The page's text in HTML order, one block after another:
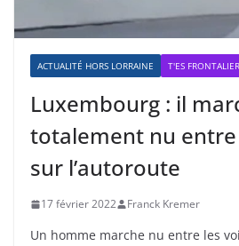
ACTUALITÉ HORS LORRAINE T'ES
Luxembourg : il
totalement nu
sur l’autoroute
17 février 2022 Franck Kremer
Un homme marche nu entre les